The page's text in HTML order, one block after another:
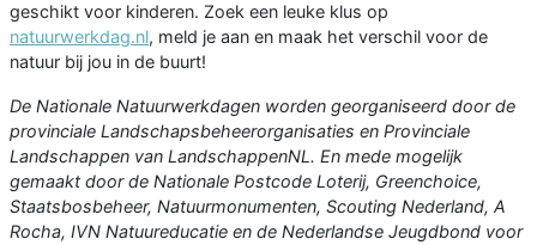
geschikt voor kinderen. Zoek een leuke klus op
natuurwerkdag.nl, meld je aan en maak het verschil voor de
natuur bij jou in de buurt!
De Nationale Natuurwerkdagen worden georganiseerd door de
provinciale Landschapsbeheerorganisaties en Provinciale
Landschappen van LandschappenNL. En mede mogelijk
gemaakt door de Nationale Postcode Loterij, Greenchoice,
Staatsbosbeheer, Natuurmonumenten, Scouting Nederland, A
Rocha, IVN Natuureducatie en de Nederlandse Jeugdbond voor